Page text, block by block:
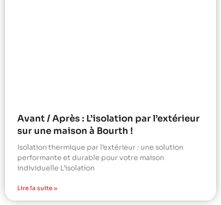
Avant / Après : L’isolation par l’extérieur
sur une maison à Bourth !
Isolation thermique par l’extérieur : une solution
performante et durable pour votre maison
individuelle L’isolation
Lire la suite »